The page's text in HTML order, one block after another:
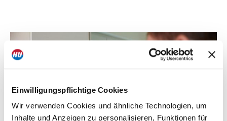
Einwilligungspflichtige Cookies
Wir verwenden Cookies und ähnliche Technologien, um
Inhalte und Anzeigen zu personalisieren, Funktionen für